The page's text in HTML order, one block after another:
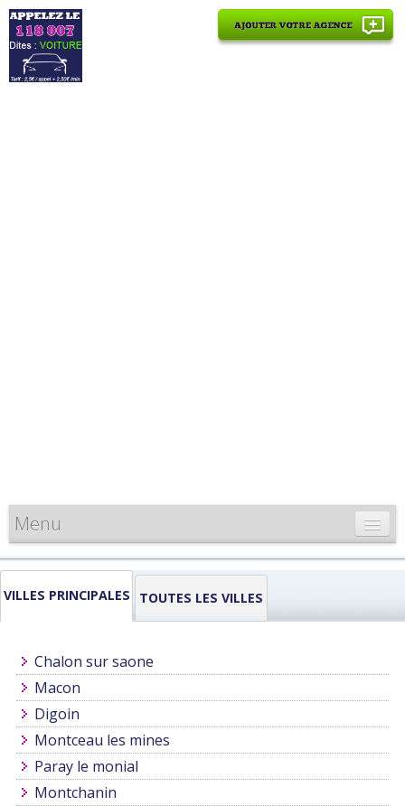
Menu
CARTE DE FRANCE
INFORMATIONS
VILLES PRINCIPALES TOUTES LES VILLES
Chalon sur saone
Macon
Digoin
Montceau les mines
Paray le monial
Montchanin